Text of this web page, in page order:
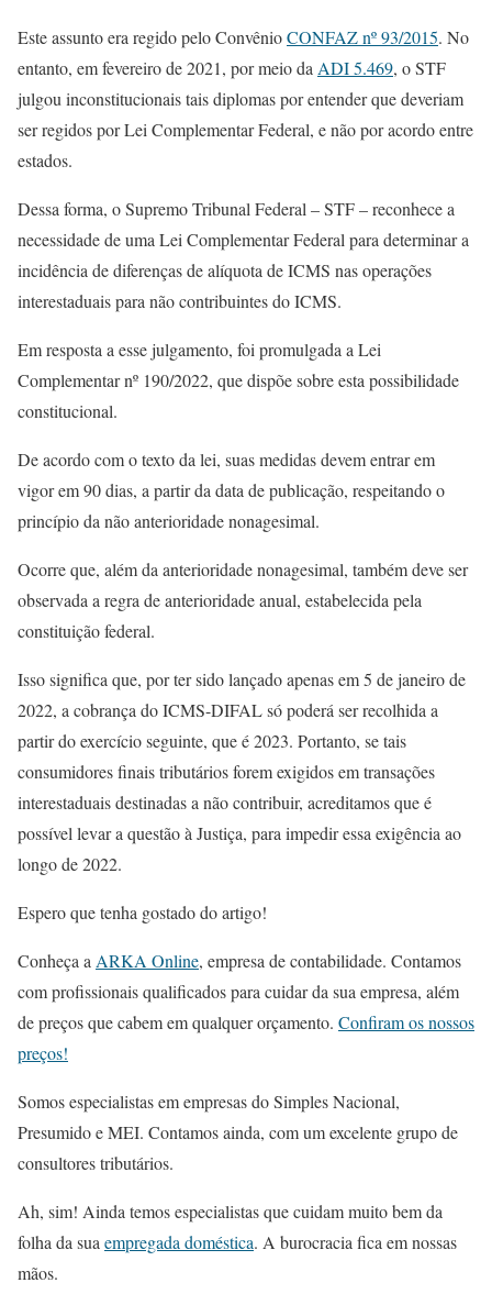
Este assunto era regido pelo ConvênioCONFAZ nº 93/2015. No
entanto, em fevereiro de 2021, por meio daADI 5.469, o STF
julgou inconstitucionais tais diplomas por entender que deveriam
ser regidos por Lei Complementar Federal, e não por acordo entre
estados.
Dessa forma, o Supremo Tribunal Federal – STF – reconhece a
necessidade de uma Lei Complementar Federal para determinar a
incidência de diferenças de alíquota de ICMS nas operações
interestaduais para não contribuintes do ICMS.
Em resposta a esse julgamento, foi promulgada a Lei
Complementar nº 190/2022, que dispõe sobre esta possibilidade
constitucional.
De acordo com o texto da lei, suas medidas devem entrar em
vigor em 90 dias, a partir da data de publicação, respeitando o
princípio da não anterioridade nonagesimal.
Ocorre que, além da anterioridade nonagesimal, também deve ser
observada a regra de anterioridade anual, estabelecida pela
constituição federal.
Isso significa que, por ter sido lançado apenas em 5 de janeiro de
2022, a cobrança do ICMS-DIFAL só poderá ser recolhida a
partir do exercício seguinte, que é 2023. Portanto, se tais
consumidores finais tributários forem exigidos em transações
interestaduais destinadas a não contribuir, acreditamos que é
possível levar a questão à Justiça, para impedir essa exigência ao
longo de 2022.
Espero que tenha gostado do artigo!
Conheça aARKA Online, empresa de contabilidade. Contamos
com profissionais qualificados para cuidar da sua empresa, além
de preços que cabem em qualquer orçamento. Confiram os nossos
preços!
Somos especialistas em empresas do Simples Nacional,
Presumido e MEI. Contamos ainda, com um excelente grupo de
consultores tributários.
Ah, sim! Ainda temos especialistas que cuidam muito bem da
folha da suaempregada doméstica. A burocracia fica em nossas
mãos.